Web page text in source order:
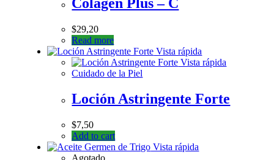
$29,20
Read more
Vista rápida
Vista rápida
Cuidado de la Piel
Loción Astringente Forte
$7,50
Add to cart
Vista rápida